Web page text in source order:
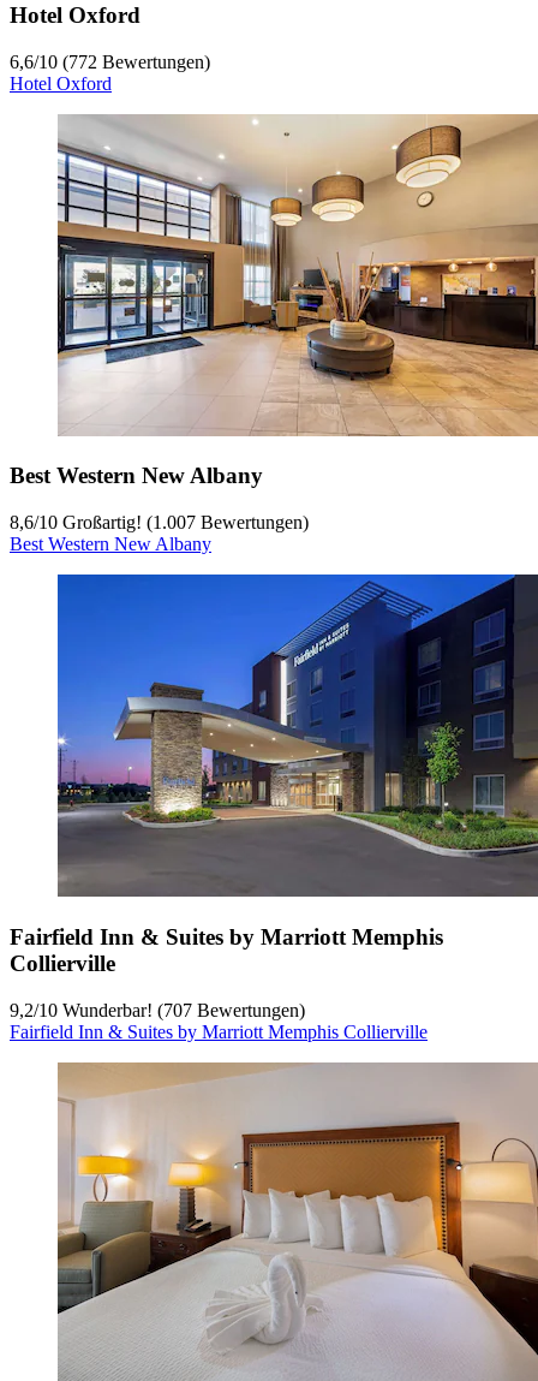
Hotel Oxford
6,6/10 (772 Bewertungen)
Hotel Oxford
Best Western New Albany
8,6/10 Großartig! (1.007 Bewertungen)
Best Western New Albany
Fairfield Inn & Suites by Marriott Memphis
Collierville
9,2/10 Wunderbar! (707 Bewertungen)
Fairfield Inn & Suites by Marriott Memphis Collierville